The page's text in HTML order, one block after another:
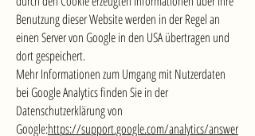
Benutzung dieser Website werden in der Regel an
einen Server von Google in den USA übertragen und
dort gespeichert.
Mehr Informationen zum Umgang mit Nutzerdaten
bei Google Analytics finden Sie in der
Datenschutzerklärung von
Google:https://support.google.com/analytics/answer